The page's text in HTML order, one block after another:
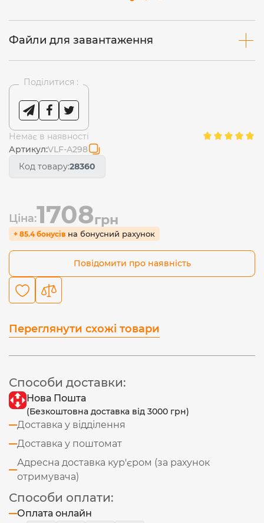
Файли для завантаження
Поділитися :
Немає в наявності
Артикул:VLF-A298
Код товару:28360
Ціна:1708грн
+ 85.4 бонусів на бонусний рахунок
Повідомити про наявність
Переглянути схожі товари
Способи доставки:
Нова Пошта
(Безкоштовна доставка від 3000 грн)
Доставка у відділення
Доставка у поштомат
Адресна доставка кур'єром (за рахунок
отримувача)
Способи оплати:
Оплата онлайн